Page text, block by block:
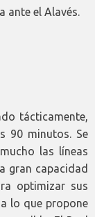
ante el Alavés.
tácticamente,
90 minutos. Se
las líneas
gran capacidad
optimizar sus
lo que propone